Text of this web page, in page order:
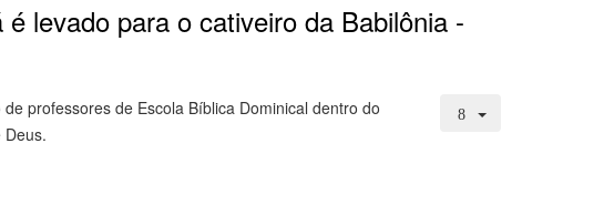
levado para o cativeiro da Babilônia -
professores de Escola Bíblica Dominical dentro do